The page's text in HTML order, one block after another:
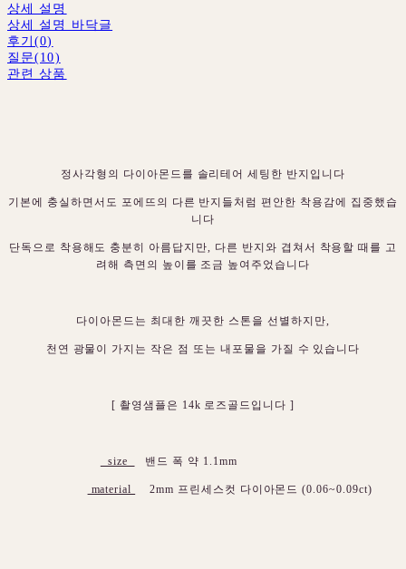
상세 설명
상세 설명 바닥글
후기(0)
질문(10)
관련 상품
정사각형의 다이아몬드를 솔리테어 세팅한 반지입니다
기본에 충실하면서도 포에뜨의 다른 반지들처럼 편안한 착용감에 집중했습
니다
단독으로 착용해도 충분히 아름답지만, 다른 반지와 겹쳐서 착용할 때를 고
려해 측면의 높이를 조금 높여주었습니다
다이아몬드는 최대한 깨끗한 스톤을 선별하지만,
천연 광물이 가지는 작은 점 또는 내포물을 가질 수 있습니다
[ 촬영샘플은 14k 로즈골드입니다 ]
size 밴드 폭 약 1.1mm
material 2mm 프린세스컷 다이아몬드 (0.06~0.09ct)